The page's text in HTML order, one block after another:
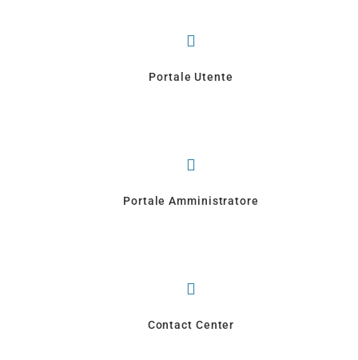
Portale Utente
Portale Amministratore
Contact Center